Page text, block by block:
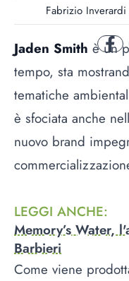
Fabrizio Inverardi
Jaden Smith è un
tempo, sta
tematiche
è sfociata anche
nuovo brand
LEGGI ANCHE:
Memory’s Water,
Barbieri
Come viene